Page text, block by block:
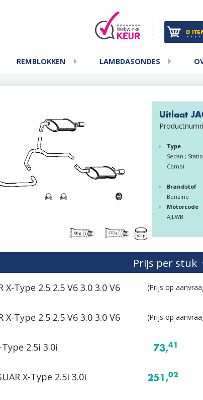
0
REMBLOKKEN LAMBDASONDES
Uitlaat
Type
Sedan ;
Combi
Brandstof
Benzine
Motorcode
AJLWB
Prijs per stuk
X-Type 2.5 2.5 V6 3.0 3.0 V6 (Prijs op
X-Type 2.5 2.5 V6 3.0 3.0 V6 (Prijs op
2.5i 3.0i 73,41
X-Type 2.5i 3.0i 251,02